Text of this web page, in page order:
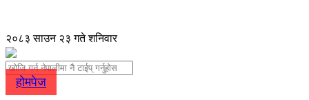
२०८३ साउन २३ गते शनिवार
होमपेज